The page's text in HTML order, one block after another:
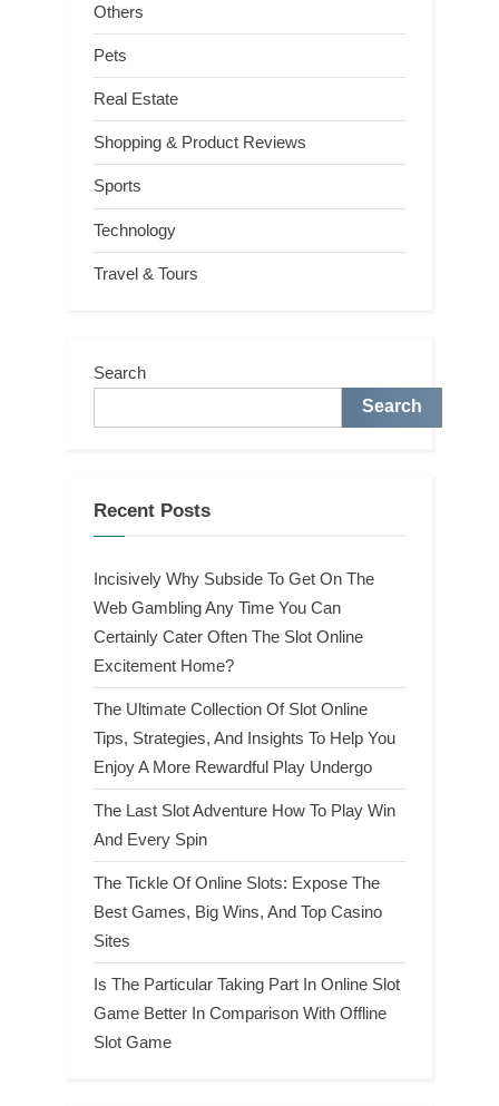
Others
Pets
Real Estate
Shopping & Product Reviews
Sports
Technology
Travel & Tours
Search
Search
Recent Posts
Incisively Why Subside To Get On The
Web Gambling Any Time You Can
Certainly Cater Often The Slot Online
Excitement Home?
The Ultimate Collection Of Slot Online
Tips, Strategies, And Insights To Help You
Enjoy A More Rewardful Play Undergo
The Last Slot Adventure How To Play Win
And Every Spin
The Tickle Of Online Slots: Expose The
Best Games, Big Wins, And Top Casino
Sites
Is The Particular Taking Part In Online Slot
Game Better In Comparison With Offline
Slot Game